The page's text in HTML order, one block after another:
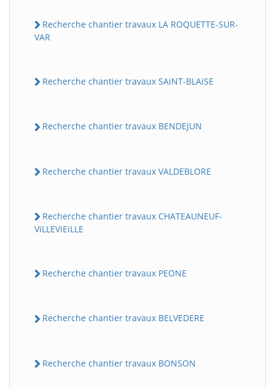
Recherche chantier travaux LA ROQUETTE-SUR-
VAR
Recherche chantier travaux SAiNT-BLAiSE
Recherche chantier travaux BENDEJUN
Recherche chantier travaux VALDEBLORE
Recherche chantier travaux CHATEAUNEUF-
ViLLEViEiLLE
Recherche chantier travaux PEONE
Recherche chantier travaux BELVEDERE
Recherche chantier travaux BONSON